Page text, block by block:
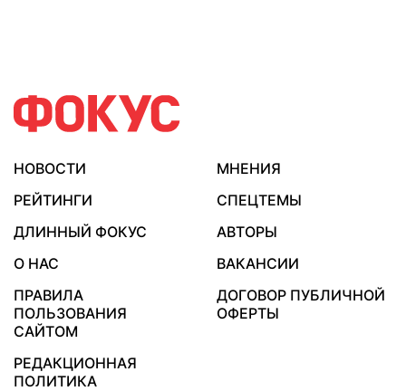
НОВОСТИ
МНЕНИЯ
РЕЙТИНГИ
СПЕЦТЕМЫ
ДЛИННЫЙ ФОКУС
АВТОРЫ
О НАС
ВАКАНСИИ
ПРАВИЛА
ПОЛЬЗОВАНИЯ
САЙТОМ
ДОГОВОР ПУБЛИЧНОЙ
ОФЕРТЫ
РЕДАКЦИОННАЯ
ПОЛИТИКА